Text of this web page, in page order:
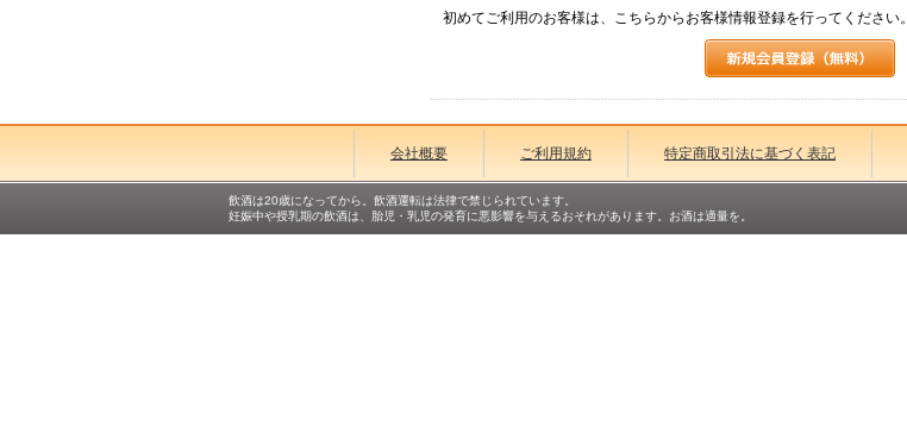
初めてご利用のお客様は、こちらからお客様情報登録を行ってください。
会社概要 ご利用規約 特定商取引法に基づく表記
飲酒は20歳になってから。飲酒運転は法律で禁じられています。
妊娠中や授乳期の飲酒は、胎児・乳児の発育に悪影響を与えるおそれがあります。お酒は適量を。